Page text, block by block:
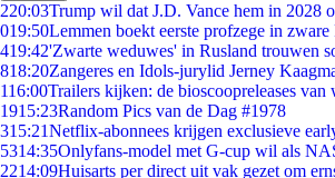
220:03Trump wil dat J.D. Vance hem in 2028
019:50Lemmen boekt eerste profzege in
419:42'Zwarte weduwes' in Rusland trouwen
818:20Zangeres en Idols-jurylid Jerney
116:00Trailers kijken: de bioscoopreleases van
1915:23Random Pics van de Dag #1978
315:21Netflix-abonnees krijgen exclusieve
5314:35Onlyfans-model met G-cup wil als
2214:09Huisarts per direct uit vak gezet om